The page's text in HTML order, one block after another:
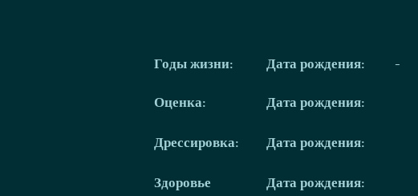
Годы жизни:
Оценка:
Дрессировка:
Здоровье
Дата рождения: -
Дата рождения:
Дата рождения:
Дата рождения: